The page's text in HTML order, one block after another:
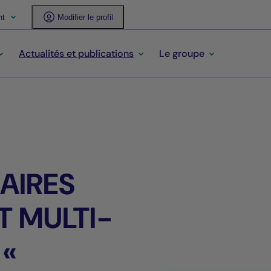
Modifier le profil
Actualités et publications Le groupe
MULTI-